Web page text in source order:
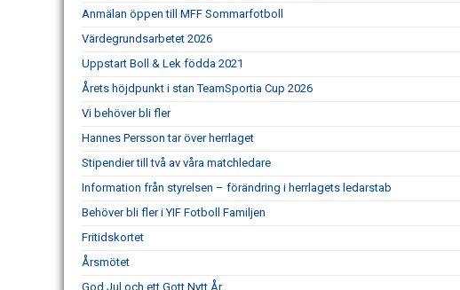
Anmälan öppen till MFF Sommarfotboll
Värdegrundsarbetet 2026
Uppstart Boll & Lek födda 2021
Årets höjdpunkt i stan TeamSportia Cup 2026
Vi behöver bli fler
Hannes Persson tar över herrlaget
Stipendier till två av våra matchledare
Information från styrelsen – förändring i herrlagets ledarstab
Behöver bli fler i YIF Fotboll Familjen
Fritidskortet
Årsmötet
God Jul och ett Gott Nytt År.